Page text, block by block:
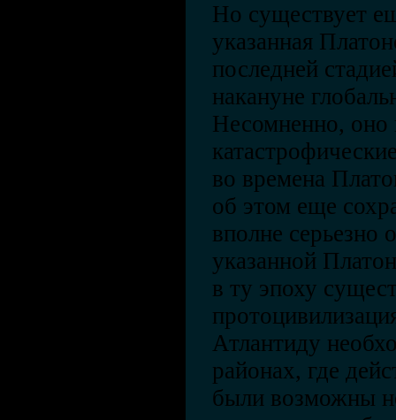
Но существует
указанная
последней
накануне
Несомненно, оно
во времена
об этом еще
вполне серьезно
указанной
в ту эпоху
Атлантиду
районах, где
были возможны